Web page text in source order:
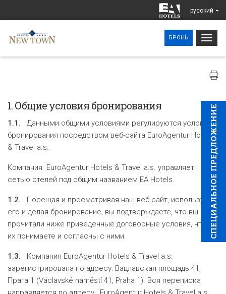
pусский
БРОНЬ
CПЕЦИAЛЬНОЕ ПРЕДЛОЖЕНИЕ
1. Общие условия бронирования
1.1. Данными общими условиями регулируются условия
бронирования посредством веб-сайта EuroAgentur Hotels
& Travel a.s..
Компания EuroAgentur Hotels & Travel a.s. управляет
сетью отелей под общим названием EA Hotels.
1.2. Посещая и просматривая наш веб-сайт, используя
его и делая бронирование, вы подтверждаете, что вы
прочитали ниже приведенные договорные условия, что вы
их понимаете и согласны с ними.
1.3. Компания EuroAgentur Hotels & Travel a.s.
зарегистрирована по адресу: Вацлавская площадь 41,
Прага 1 (Václavské náměstí 41, Praha 1). Вся переписка